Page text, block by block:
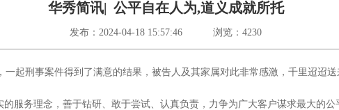
华秀简讯| 公平自在人为,道义成就所托
发布：2024-04-18 15:57:46 浏览：4230
起刑事案件得到了满意的结果，被告人及其家属对此非常感激，千里迢迢送
服务理念，善于钻研、敢于尝试、认真负责，力争为广大客户谋求最大的公